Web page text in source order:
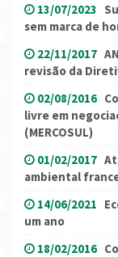
13/07/2023
sem marca de
22/11/2017
revisão da
02/08/2016
livre em
(MERCOSUL)
01/02/2017
ambiental
14/06/2021
um ano
18/02/2016